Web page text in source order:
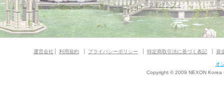
マギグラフィ
運営会社 利用規約 プライバシーポリシー 特定商取引法に基づく表記 資
オ
Copyright © 2009 NEXON Korea